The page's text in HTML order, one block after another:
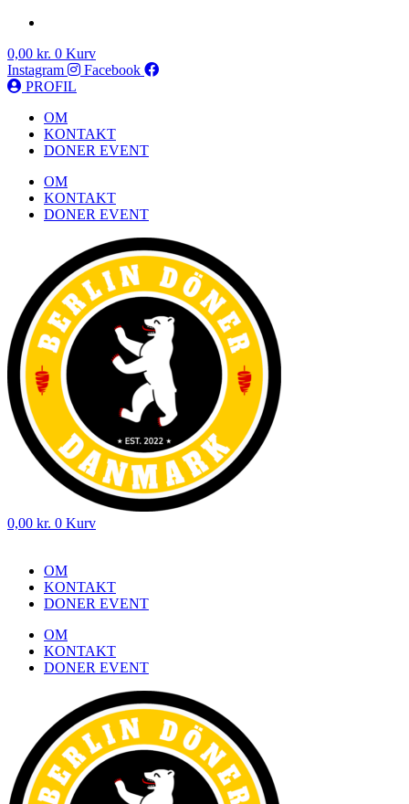
0,00 kr. 0 Kurv
Instagram
Facebook
PROFIL
OM
KONTAKT
DONER EVENT
OM
KONTAKT
DONER EVENT
0,00 kr. 0 Kurv
OM
KONTAKT
DONER EVENT
OM
KONTAKT
DONER EVENT